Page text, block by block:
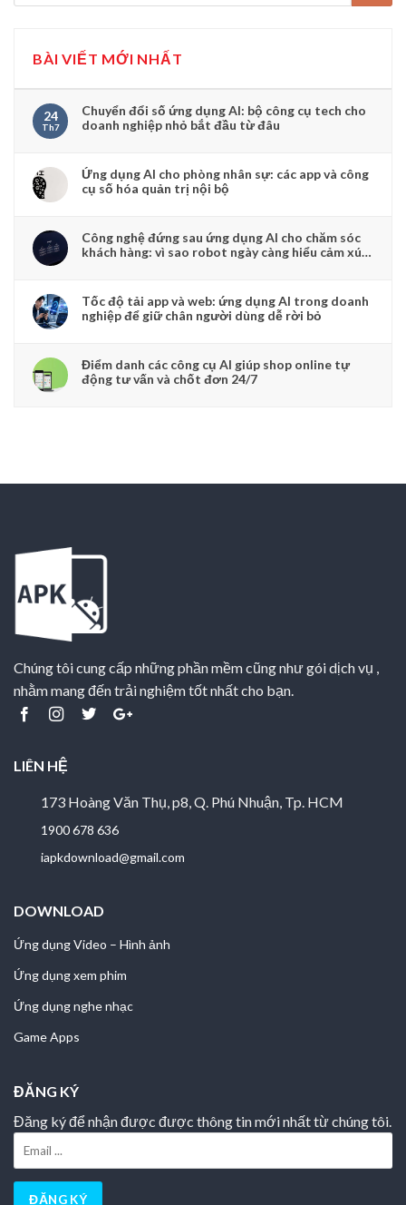
BÀI VIẾT MỚI NHẤT
24
Th7
Chuyển đổi số ứng dụng AI: bộ công cụ tech cho
doanh nghiệp nhỏ bắt đầu từ đâu
Ứng dụng AI cho phòng nhân sự: các app và công
cụ số hóa quản trị nội bộ
Công nghệ đứng sau ứng dụng AI cho chăm sóc
khách hàng: vì sao robot ngày càng hiểu cảm xúc
Tốc độ tải app và web: ứng dụng AI trong doanh
nghiệp để giữ chân người dùng dễ rời bỏ
Điểm danh các công cụ AI giúp shop online tự
động tư vấn và chốt đơn 24/7
Chúng tôi cung cấp những phần mềm cũng như gói dịch vụ ,
nhằm mang đến trải nghiệm tốt nhất cho bạn.
LIÊN HỆ
173 Hoàng Văn Thụ, p8, Q. Phú Nhuận, Tp. HCM
1900 678 636
iapkdownload@gmail.com
DOWNLOAD
Ứng dụng Video – Hình ảnh
Ứng dụng xem phim
Ứng dụng nghe nhạc
Game Apps
ĐĂNG KÝ
Đăng ký để nhận được được thông tin mới nhất từ chúng tôi.